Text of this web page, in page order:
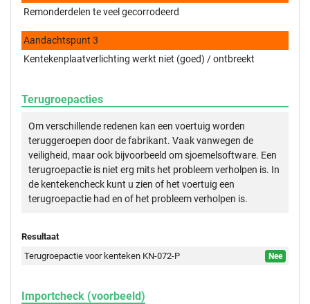
Remonderdelen te veel gecorrodeerd
Aandachtspunt 3
Kentekenplaatverlichting werkt niet (goed) / ontbreekt
Terugroepacties
Om verschillende redenen kan een voertuig worden
teruggeroepen door de fabrikant. Vaak vanwegen de
veiligheid, maar ook bijvoorbeeld om sjoemelsoftware. Een
terugroepactie is niet erg mits het probleem verholpen is. In
de kentekencheck kunt u zien of het voertuig een
terugroepactie had en of het probleem verholpen is.
Resultaat
Terugroepactie voor kenteken KN-072-P
Nee
Importcheck (voorbeeld)